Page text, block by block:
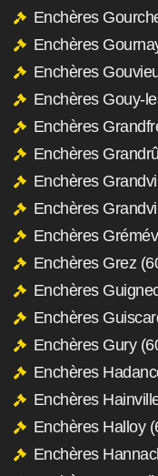
Enchères
Enchères
Enchères
Enchères Gouy-
Enchères
Enchères
Enchères
Enchères
Enchères
Enchères Grez
Enchères
Enchères
Enchères Gury
Enchères
Enchères
Enchères Halloy
Enchères